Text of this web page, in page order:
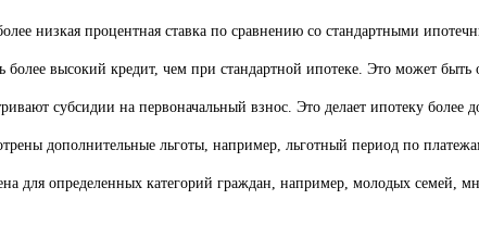
низкая процентная ставка по сравнению со стандартными
более высокий кредит, чем при стандартной ипотеке. Это может
субсидии на первоначальный взнос. Это делает ипотеку более
дополнительные льготы, например, льготный период по
для определенных категорий граждан, например, молодых семей,